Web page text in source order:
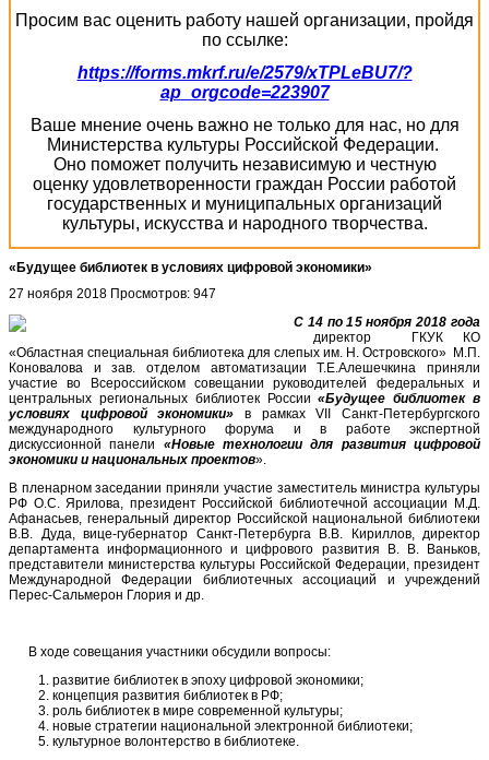
Просим вас оценить работу нашей организации, пройдя
по ссылке:
https://forms.mkrf.ru/e/2579/xTPLeBU7/?
ap_orgcode=223907
Ваше мнение очень важно не только для нас, но для
Министерства культуры Российской Федерации.
Оно поможет получить независимую и честную
оценку удовлетворенности граждан России работой
государственных и муниципальных организаций
культуры, искусства и народного творчества.
«Будущее библиотек в условиях цифровой экономики»
27 ноября 2018 Просмотров: 947
С 14 по 15 ноября 2018 года
директор ГКУК КО
«Областная специальная библиотека для слепых им. Н. Островского» М.П.
Коновалова и зав. отделом автоматизации Т.Е.Алешечкина приняли
участие во Всероссийском совещании руководителей федеральных и
центральных региональных библиотек России«Будущее библиотек в
условиях цифровой экономики» в рамках VII Санкт-Петербургского
международного культурного форума и в работе экспертной
дискуссионной панели «Новые технологии для развития цифровой
экономики и национальных проектов».
В пленарном заседании приняли участие заместитель министра культуры
РФ О.С. Ярилова, президент Российской библиотечной ассоциации М.Д.
Афанасьев, генеральный директор Российской национальной библиотеки
В.В. Дуда, вице-губернатор Санкт-Петербурга В.В. Кириллов, директор
департамента информационного и цифрового развития В. В. Ваньков,
представители министерства культуры Российской Федерации, президент
Международной Федерации библиотечных ассоциаций и учреждений
Перес-Сальмерон Глория и др.
В ходе совещания участники обсудили вопросы:
развитие библиотек в эпоху цифровой экономики;
концепция развития библиотек в РФ;
роль библиотек в мире современной культуры;
новые стратегии национальной электронной библиотеки;
культурное волонтерство в библиотеке.